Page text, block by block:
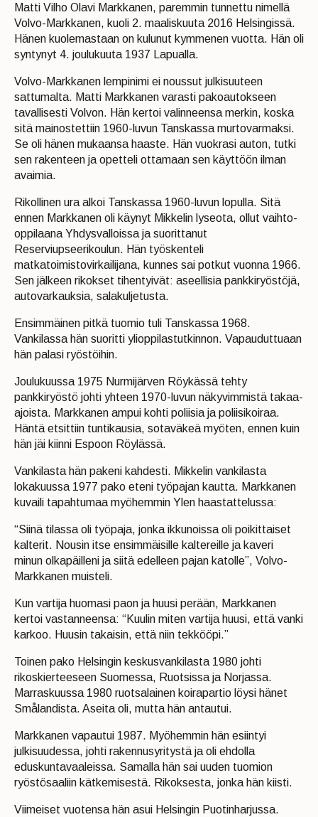
Matti Vilho Olavi Markkanen, paremmin tunnettu nimellä
Volvo-Markkanen, kuoli 2. maaliskuuta 2016 Helsingissä.
Hänen kuolemastaan on kulunut kymmenen vuotta. Hän oli
syntynyt 4. joulukuuta 1937 Lapualla.
Volvo-Markkanen lempinimi ei noussut julkisuuteen
sattumalta. Matti Markkanen varasti pakoautokseen
tavallisesti Volvon. Hän kertoi valinneensa merkin, koska
sitä mainostettiin 1960-luvun Tanskassa murtovarmaksi.
Se oli hänen mukaansa haaste. Hän vuokrasi auton, tutki
sen rakenteen ja opetteli ottamaan sen käyttöön ilman
avaimia.
Rikollinen ura alkoi Tanskassa 1960-luvun lopulla. Sitä
ennen Markkanen oli käynyt Mikkelin lyseota, ollut vaihto-
oppilaana Yhdysvalloissa ja suorittanut
Reserviupseerikoulun. Hän työskenteli
matkatoimistovirkailijana, kunnes sai potkut vuonna 1966.
Sen jälkeen rikokset tihentyivät: aseellisia pankkiryöstöjä,
autovarkauksia, salakuljetusta.
Ensimmäinen pitkä tuomio tuli Tanskassa 1968.
Vankilassa hän suoritti ylioppilastutkinnon. Vapauduttuaan
hän palasi ryöstöihin.
Joulukuussa 1975 Nurmijärven Röykässä tehty
pankkiryöstö johti yhteen 1970-luvun näkyvimmistä takaa-
ajoista. Markkanen ampui kohti poliisia ja poliisikoiraa.
Häntä etsittiin tuntikausia, sotaväkeä myöten, ennen kuin
hän jäi kiinni Espoon Röylässä.
Vankilasta hän pakeni kahdesti. Mikkelin vankilasta
lokakuussa 1977 pako eteni työpajan kautta. Markkanen
kuvaili tapahtumaa myöhemmin Ylen haastattelussa:
“Siinä tilassa oli työpaja, jonka ikkunoissa oli poikittaiset
kalterit. Nousin itse ensimmäisille kaltereille ja kaveri
minun olkapäilleni ja siitä edelleen pajan katolle”, Volvo-
Markkanen muisteli.
Kun vartija huomasi paon ja huusi perään, Markkanen
kertoi vastanneensa: “Kuulin miten vartija huusi, että vanki
karkoo. Huusin takaisin, että niin tekkööpi.”
Toinen pako Helsingin keskusvankilasta 1980 johti
rikoskierteeseen Suomessa, Ruotsissa ja Norjassa.
Marraskuussa 1980 ruotsalainen koirapartio löysi hänet
Smålandista. Aseita oli, mutta hän antautui.
Markkanen vapautui 1987. Myöhemmin hän esiintyi
julkisuudessa, johti rakennusyritystä ja oli ehdolla
eduskuntavaaleissa. Samalla hän sai uuden tuomion
ryöstösaaliin kätkemisestä. Rikoksesta, jonka hän kiisti.
Viimeiset vuotensa hän asui Helsingin Puotinharjussa.